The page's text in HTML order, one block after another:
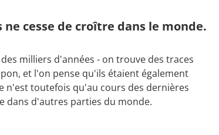
cesse de croître dans le monde.
milliers d'années - on trouve des traces
et l'on pense qu'ils étaient également
n'est toutefois qu'au cours des dernières
dans d'autres parties du monde.